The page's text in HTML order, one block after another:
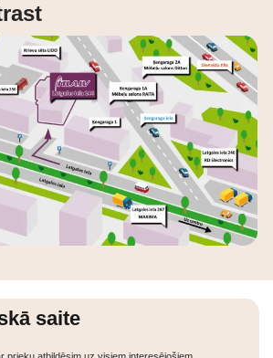
saite